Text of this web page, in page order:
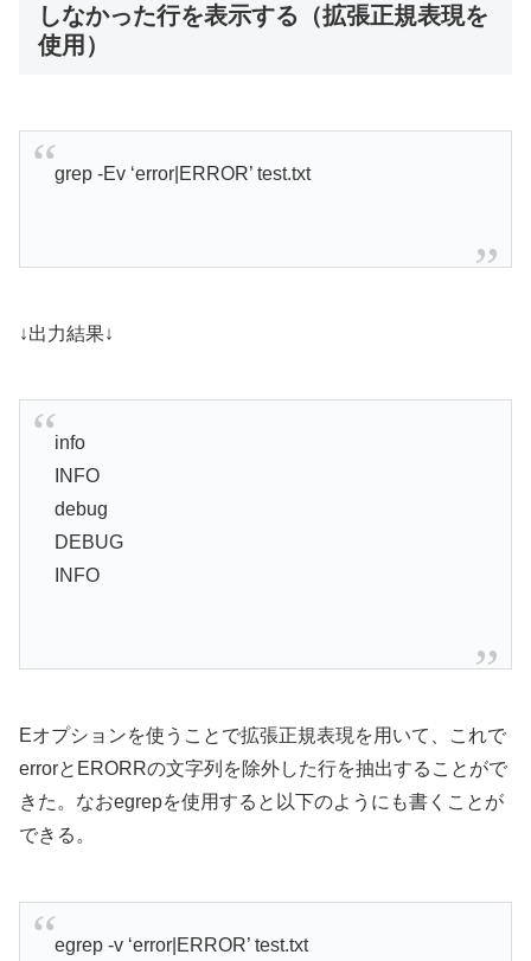
しなかった行を表示する（拡張正規表現を
使用）
grep -Ev ‘error|ERROR’ test.txt
↓出力結果↓
info
INFO
debug
DEBUG
INFO
Eオプションを使うことで拡張正規表現を用いて、これで
errorとERORRの文字列を除外した行を抽出することがで
きた。なおegrepを使用すると以下のようにも書くことが
できる。
egrep -v ‘error|ERROR’ test.txt